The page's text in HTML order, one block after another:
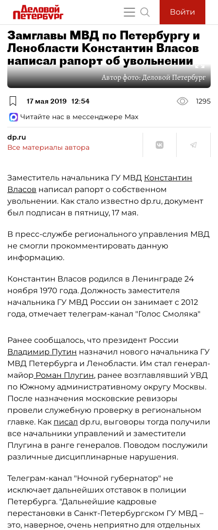
Войти
Замглавы МВД по Петербургу и
Ленобласти Константин Власов
написал рапорт об увольнении
Автор фото:Деловой Петербург
17 мая 2019 12:54
1295
Читайте нас в мессенджере Max
dp.ru
Все материалы автора
Заместитель начальника ГУ МВД Константин
Власов написал рапорт о собственном
увольнении. Как стало известно dp.ru, документ
был подписан в пятницу, 17 мая.
В пресс-службе регионального управления МВД
не смогли прокомментировать данную
информацию.
Константин Власов родился в Ленинграде 24
ноября 1970 года. Должность заместителя
начальника ГУ МВД России он занимает с 2012
года, отмечает телеграм-канал "Голос Смоляка"
Ранее сообщалось, что президент России
Владимир Путин назначил нового начальника ГУ
МВД Петербурга и Ленобласти. Им стал генерал-
майор Роман Плугин, ранее возглавлявший УВД
по Южному административному округу Москвы.
После назначения московские ревизоры
провели служебную проверку в региональном
главке. Как писал dp.ru, выговоры тогда получили
все начальники управлений и заместители
Плугина в ранге генералов. Поводом послужили
различные дисциплинарные нарушения.
Телеграм-канал "Ночной губернатор" не
исключает дальнейших отставок в полиции
Петербурга. "Дальнейшие кадровые
перестановки в Санкт-Петербургском ГУ МВД –
это, наверное, очень неприятно для отдельных